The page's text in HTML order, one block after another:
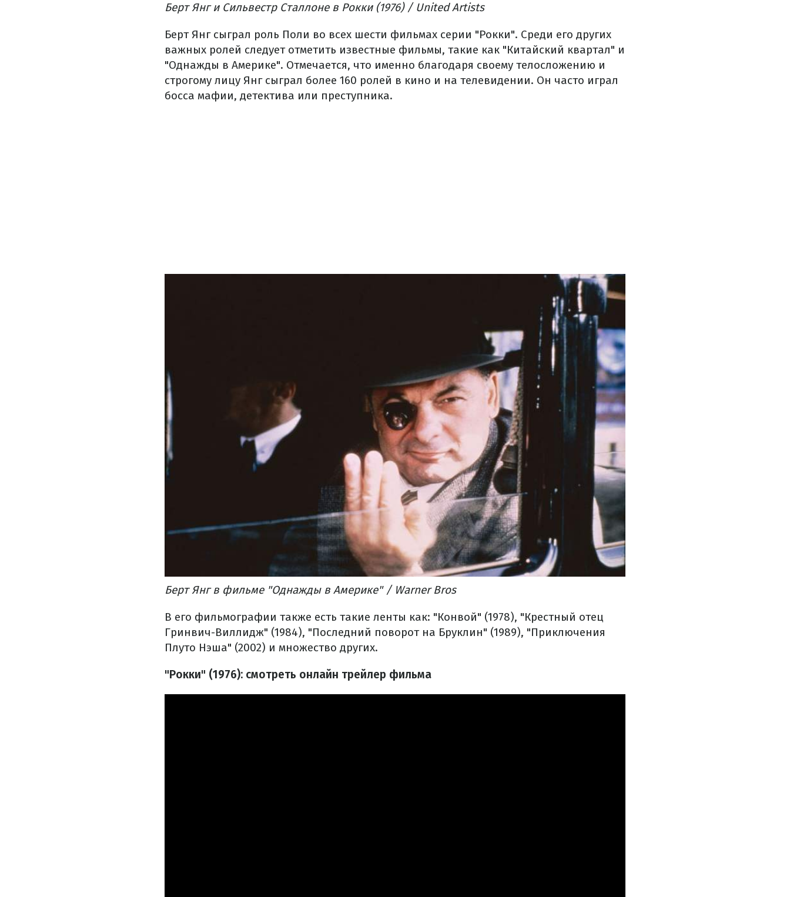
Берт Янг и Сильвестр Сталлоне в Рокки (1976) / United Artists
Берт Янг сыграл роль Поли во всех шести фильмах серии "Рокки". Среди его других
важных ролей следует отметить известные фильмы, такие как "Китайский квартал" и
"Однажды в Америке". Отмечается, что именно благодаря своему телосложению и
строгому лицу Янг сыграл более 160 ролей в кино и на телевидении. Он часто играл
босса мафии, детектива или преступника.
Берт Янг в фильме "Однажды в Америке" / Warner Bros
В его фильмографии также есть такие ленты как: "Конвой" (1978), "Крестный отец
Гринвич-Виллидж" (1984), "Последний поворот на Бруклин" (1989), "Приключения
Плуто Нэша" (2002) и множество других.
"Рокки" (1976): смотреть онлайн трейлер фильма